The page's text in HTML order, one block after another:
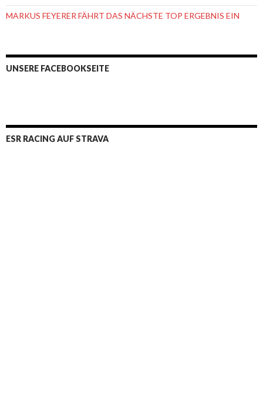
MARKUS FEYERER FÄHRT DAS NÄCHSTE TOP ERGEBNIS EIN
UNSERE FACEBOOKSEITE
ESR RACING AUF STRAVA